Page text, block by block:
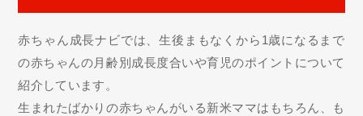
赤ちゃん成長ナビでは、生後まもなくから1歳になるまで
の赤ちゃんの月齢別成長度合いや育児のポイントについて
紹介しています。
生まれたばかりの赤ちゃんがいる新米ママはもちろん、も